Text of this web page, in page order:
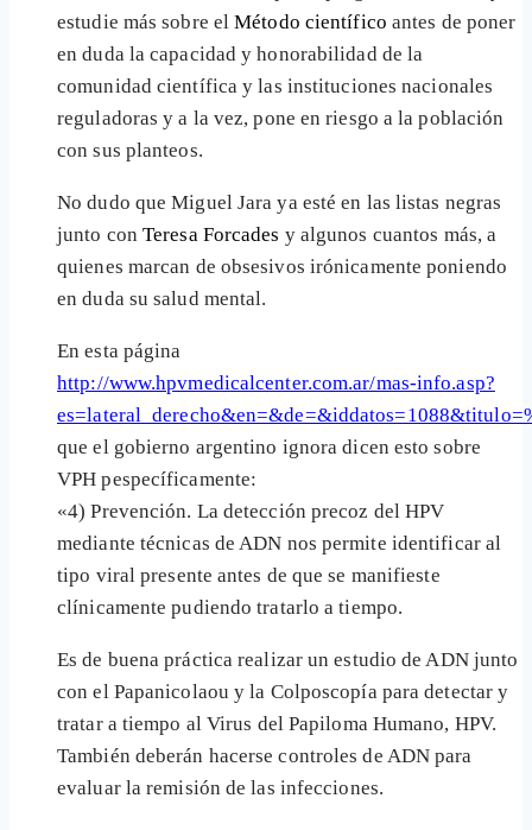
estudie más sobre el Método científico antes de poner
en duda la capacidad y honorabilidad de la
comunidad científica y las instituciones nacionales
reguladoras y a la vez, pone en riesgo a la población
con sus planteos.
No dudo que Miguel Jara ya esté en las listas negras
junto conTeresa Forcades y algunos cuantos más, a
quienes marcan de obsesivos irónicamente poniendo
en duda su salud mental.
En esta página
http://www.hpvmedicalcenter.com.ar/mas-info.asp?
que el gobierno argentino ignora dicen esto sobre
VPH pespecíficamente:
«4) Prevención. La detección precoz del HPV
mediante técnicas de ADN nos permite identificar al
tipo viral presente antes de que se manifieste
clínicamente pudiendo tratarlo a tiempo.
Es de buena práctica realizar un estudio de ADN junto
con el Papanicolaou y la Colposcopía para detectar y
tratar a tiempo al Virus del Papiloma Humano, HPV.
También deberán hacerse controles de ADN para
evaluar la remisión de las infecciones.